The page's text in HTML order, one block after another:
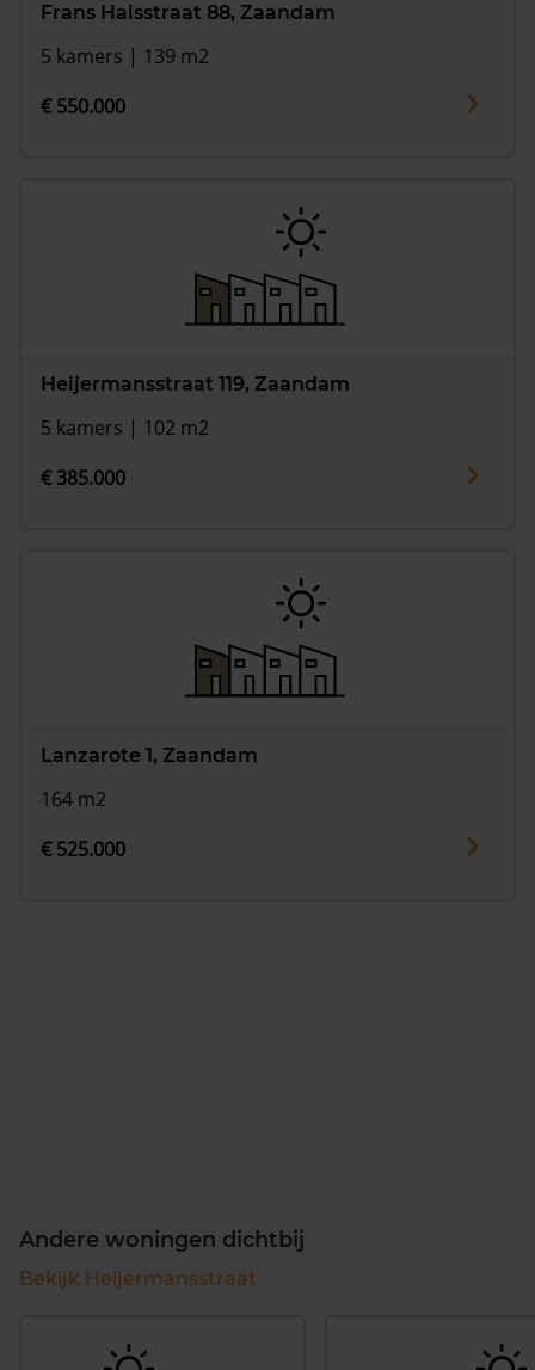
Frans Halsstraat 88, Zaandam
5 kamers | 139 m2
€ 550.000
Heijermansstraat 119, Zaandam
5 kamers | 102 m2
€ 385.000
Lanzarote 1, Zaandam
164 m2
€ 525.000
Andere woningen dichtbij
Bekijk Heijermansstraat